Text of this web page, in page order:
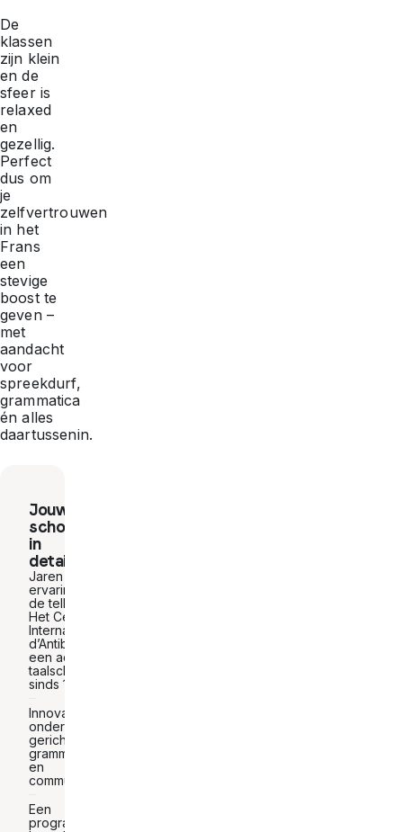
De
klassen
zijn klein
en de
sfeer is
relaxed
en
gezellig.
Perfect
dus om
je
zelfvertrouwen
in het
Frans
een
stevige
boost te
geven –
met
aandacht
voor
spreekdurf,
grammatica
én alles
daartussenin.
Jouw
school
in
detail
Jaren
ervaring op
de teller:
Het Centre
International
d’Antibes is
een actieve
taalschool
sinds 1985
Innovatief
onderwijs
gericht op
grammatica
en
communicatie
Een
programma